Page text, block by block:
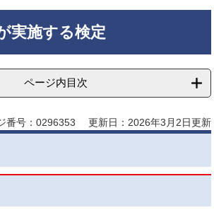
実施する検定
ページ内目次
番号：0296353 更新日：2026年3月2日更新